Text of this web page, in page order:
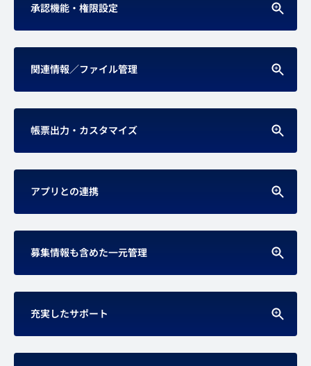
承認機能・権限設定
関連情報／ファイル管理
帳票出力・カスタマイズ
アプリとの連携
募集情報も含めた一元管理
充実したサポート